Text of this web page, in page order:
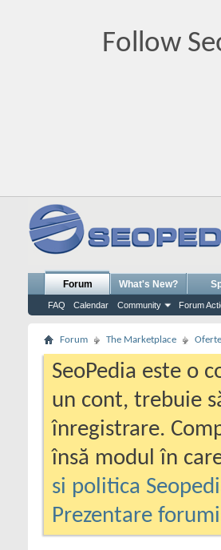
Follow
Forum
FAQ Calendar Community Forum
What's New?
Forum The Marketplace
SeoPedia este o
un cont, trebuie
înregistrare.
însă modul în
si politica
Prezentare